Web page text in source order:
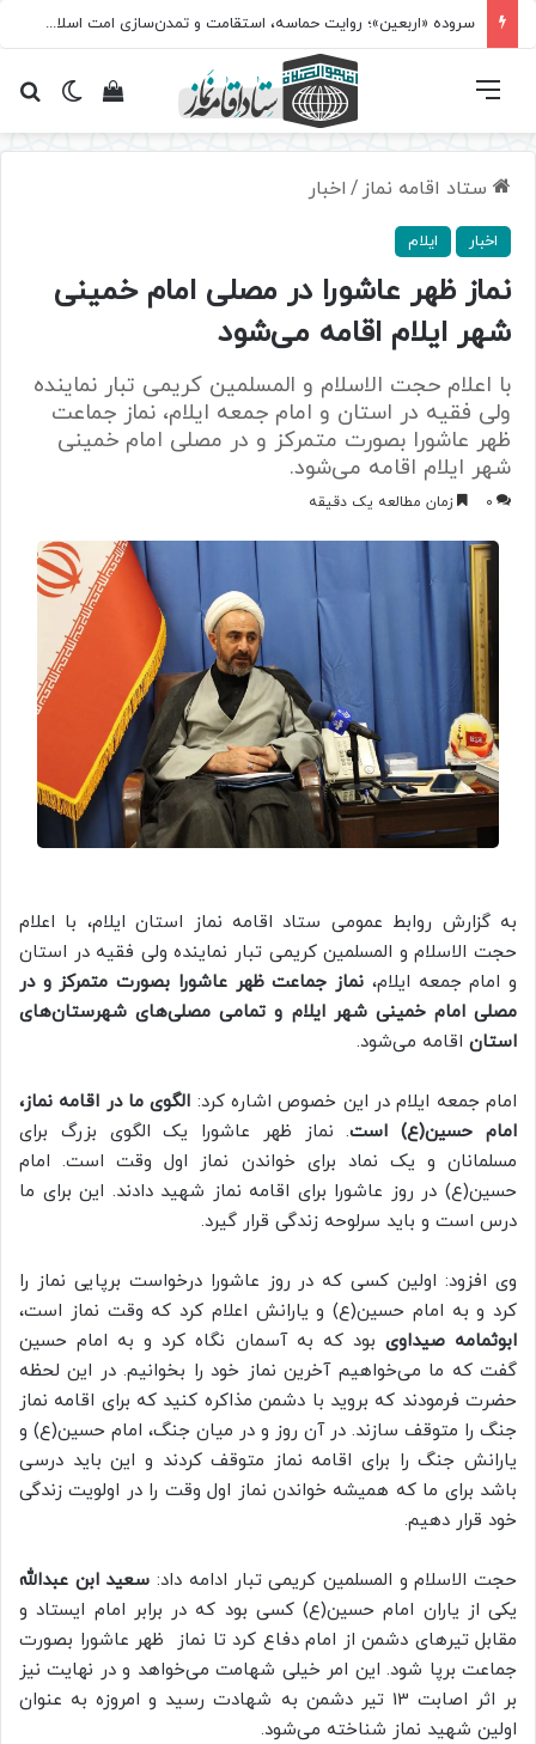
سروده‌ «اربعین»؛ روایت حماسه، استقامت و تمدن‌سازی امت اسلامی
تغییرمشاهده فهرست
ستاد اقامه نماز / اخبار
اخبار ایلام
نماز ظهر عاشورا در مصلی امام خمینی
شهر ایلام اقامه می‌شود
با اعلام حجت الاسلام و المسلمین کریمی تبار نماینده
ولی فقیه در استان و امام جمعه ایلام، نماز جماعت
ظهر عاشورا بصورت متمرکز و در مصلی امام خمینی
شهر ایلام اقامه می‌شود.
0 زمان مطالعه یک دقیقه
به گزارش روابط عمومی ستاد اقامه نماز استان ایلام، با اعلام
حجت الاسلام و المسلمین کریمی تبار نماینده ولی فقیه در استان
و امام جمعه ایلام، نماز جماعت ظهر عاشورا بصورت متمرکز و در
مصلی امام خمینی شهر ایلام و تمامی مصلی‌های شهرستان‌های
استان اقامه می‌شود.
امام جمعه ایلام در این خصوص اشاره کرد: الگوی ما در اقامه نماز،
امام حسین(ع) است. نماز ظهر عاشورا یک الگوی بزرگ برای
مسلمانان و یک نماد برای خواندن نماز اول وقت است. امام
حسین(ع) در روز عاشورا برای اقامه نماز شهید دادند. این برای ما
درس است و باید سرلوحه زندگی قرار گیرد.
وی افزود: اولین کسی که در روز عاشورا درخواست برپایی نماز را
کرد و به امام حسین(ع) و یارانش اعلام کرد که وقت نماز است،
ابوثمامه صیداوی بود که به آسمان نگاه کرد و به امام حسین
گفت که ما می‌خواهیم آخرین نماز خود را بخوانیم. در این لحظه
حضرت فرمودند که بروید با دشمن مذاکره کنید که برای اقامه نماز
جنگ را متوقف سازند. در آن روز و در میان جنگ، امام حسین(ع) و
یارانش جنگ را برای اقامه نماز متوقف کردند و این باید درسی
باشد برای ما که همیشه خواندن نماز اول وقت را در اولویت زندگی
خود قرار دهیم.
حجت الاسلام و المسلمین کریمی تبار ادامه داد: سعید ابن عبدالله
یکی از یاران امام حسین(ع) کسی بود که در برابر امام ایستاد و
مقابل تیرهای دشمن از امام دفاع کرد تا نماز ظهر عاشورا بصورت
جماعت برپا شود. این امر خیلی شهامت می‌خواهد و در نهایت نیز
بر اثر اصابت 13 تیر دشمن به شهادت رسید و امروزه به عنوان
اولین شهید نماز شناخته می‌شود.